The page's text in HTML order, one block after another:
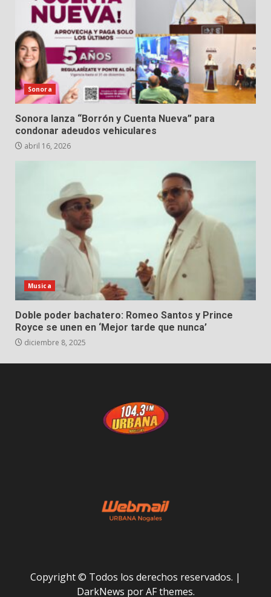
Sonora
Sonora lanza “Borrón y Cuenta Nueva” para
condonar adeudos vehiculares
abril 16, 2026
Musica
Doble poder bachatero: Romeo Santos y Prince
Royce se unen en ‘Mejor tarde que nunca’
diciembre 8, 2025
Copyright © Todos los derechos reservados. |
DarkNews por AF themes.